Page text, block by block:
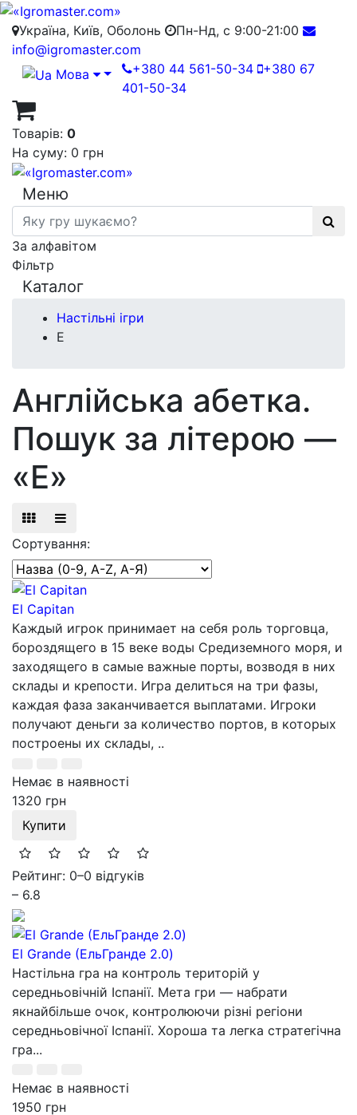
Україна, Київ, Оболонь
Пн-Нд, с 9:00-21:00
info@igromaster.com
Мова
+380 44 561-50-34 +380 67
401-50-34
Товарів: 0
На суму: 0 грн
Меню
За алфавітом
Фільтр
Каталог
Настільні ігри
E
Англійська абетка.
Пошук за літерою —
«E»
Сортування:
El Capitan
Каждый игрок принимает на себя роль торговца,
бороздящего в 15 веке воды Средиземного моря, и
заходящего в самые важные порты, возводя в них
склады и крепости. Игра делиться на три фазы,
каждая фаза заканчивается выплатами. Игроки
получают деньги за количество портов, в которых
построены их склады, ..
Немає в наявності
1320 грн
Купити
Рейтинг: 0–0 відгуків
– 6.8
El Grande (EльГранде 2.0)
Настільна гра на контроль територій у
середньовічній Іспанії. Мета гри — набрати
якнайбільше очок, контролюючи різні регіони
середньовічної Іспанії. Хороша та легка стратегічна
гра...
Немає в наявності
1950 грн